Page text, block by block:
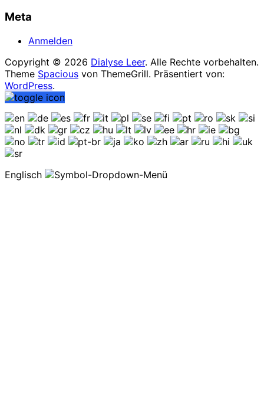
Meta
Anmelden
Copyright © 2026 Dialyse Leer. Alle Rechte vorbehalten.
Theme Spacious von ThemeGrill. Präsentiert von:
WordPress.
Englisch